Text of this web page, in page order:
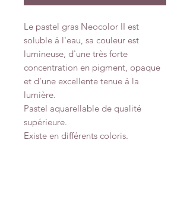
Le pastel gras Neocolor II est
soluble à l'eau, sa couleur est
lumineuse, d'une très forte
concentration en pigment, opaque
et d'une excellente tenue à la
lumière.
Pastel aquarellable de qualité
supérieure.
Existe en différents coloris.